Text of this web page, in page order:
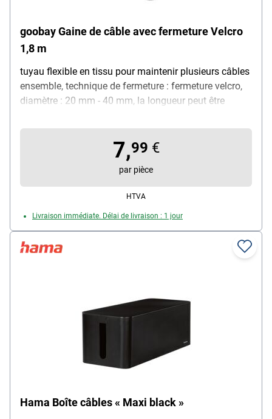
goobay Gaine de câble avec fermeture Velcro
1,8 m
tuyau flexible en tissu pour maintenir plusieurs câbles
ensemble, technique de fermeture : fermeture velcro,
diamètre : 20 mm - 40 mm, la longueur peut être
: blanc, longueur : 1,8 m
7,99 €
par pièce
HTVA
Livraison immédiate. Délai de livraison : 1 jour
Hama Boîte câbles « Maxi black »